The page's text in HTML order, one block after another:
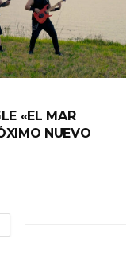
«EL MAR
NUEVO